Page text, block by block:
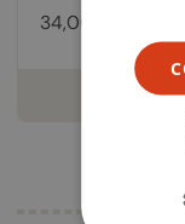
34,00 €